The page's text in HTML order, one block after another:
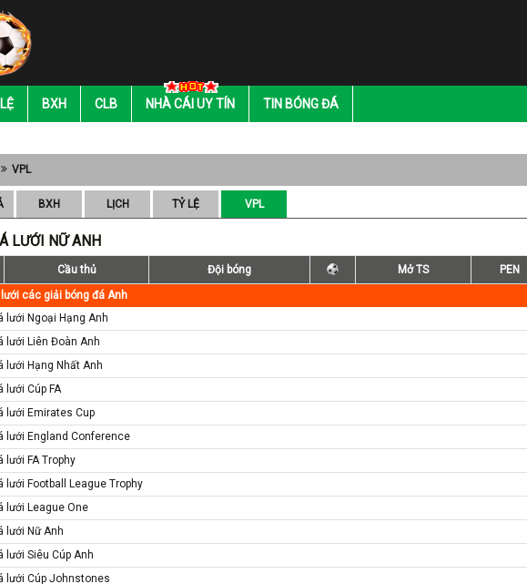
BXH CLB NHÀ CÁI UY TÍN TIN BÓNG ĐÁ
VPL
BXH LỊCH TỶ LỆ VPL
LƯỚI NỮ ANH
Cầu thủ Đội bóng Mở TS
PEN
các giải bóng đá Anh
lưới Ngoại Hạng Anh
lưới Liên Đoàn Anh
lưới Hạng Nhất Anh
lưới Cúp FA
lưới Emirates Cup
lưới England Conference
lưới FA Trophy
lưới Football League Trophy
lưới League One
lưới Nữ Anh
lưới Siêu Cúp Anh
lưới Cúp Johnstones